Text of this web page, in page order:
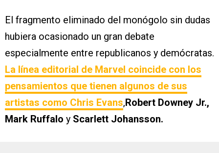
El fragmento eliminado del monógolo sin dudas
hubiera ocasionado un gran debate
especialmente entre republicanos y demócratas.
La línea editorial de Marvel coincide con los
pensamientos que tienen algunos de sus
artistas como Chris Evans,Robert Downey Jr.,
Mark Ruffalo y Scarlett Johansson.